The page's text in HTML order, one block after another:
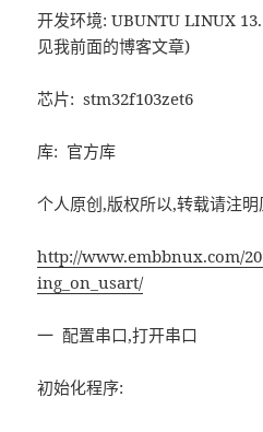
开发环境: UBUNTU LINUX
见我前面的博客文章)
芯片: stm32f103zet6
库: 官方库
个人原创,版权所以,转载请注明
http://www.embbnux.com/
ing_on_usart/
一 配置串口,打开串口
初始化程序: